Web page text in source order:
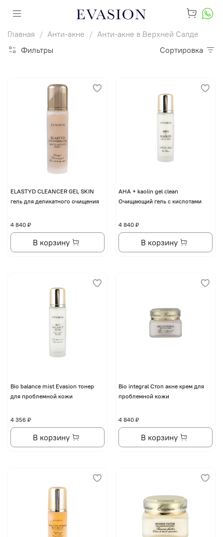
Главная Анти-акне
Анти-акне в Верхней Салде
Фильтры
Сортировка
ELASTYD CLEANCER GEL SKIN
гель для деликатного очищения
4 840 ₽
В корзину
AHA + kaolin gel clean
Очищающий гель с кислотами
4 840 ₽
В корзину
Bio balance mist Evasion тонер
для проблемной кожи
4 356 ₽
В корзину
Bio integral Стоп акне крем для
проблемной кожи
4 840 ₽
В корзину